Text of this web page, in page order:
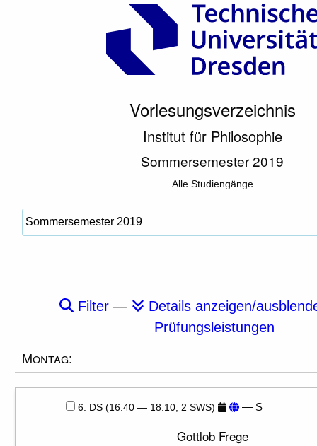
Vorlesungsverzeichnis
Institut für Philosophie
Sommersemester 2019
Alle Studiengänge
Filter —
Details anzeigen/
Prüfungsleistungen
Montag:
6. DS (16:40 — 18:10, 2 SWS) — S
Gottlob Frege